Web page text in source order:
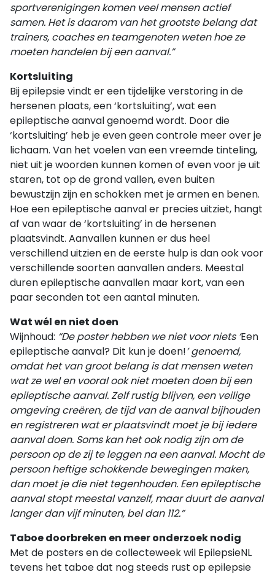
sportverenigingen komen veel mensen actief
samen. Het is daarom van het grootste belang dat
trainers, coaches en teamgenoten weten hoe ze
moeten handelen bij een aanval.”
Kortsluiting
Bij epilepsie vindt er een tijdelijke verstoring in de
hersenen plaats, een ‘kortsluiting’, wat een
epileptische aanval genoemd wordt. Door die
‘kortsluiting’ heb je even geen controle meer over je
lichaam. Van het voelen van een vreemde tinteling,
niet uit je woorden kunnen komen of even voor je uit
staren, tot op de grond vallen, even buiten
bewustzijn zijn en schokken met je armen en benen.
Hoe een epileptische aanval er precies uitziet, hangt
af van waar de ‘kortsluiting’ in de hersenen
plaatsvindt. Aanvallen kunnen er dus heel
verschillend uitzien en de eerste hulp is dan ook voor
verschillende soorten aanvallen anders. Meestal
duren epileptische aanvallen maar kort, van een
paar seconden tot een aantal minuten.
Wat wél en niet doen
Wijnhoud: “De poster hebben we niet voor niets ‘Een
epileptische aanval? Dit kun je doen!’ genoemd,
omdat het van groot belang is dat mensen weten
wat ze wel en vooral ook niet moeten doen bij een
epileptische aanval. Zelf rustig blijven, een veilige
omgeving creëren, de tijd van de aanval bijhouden
en registreren wat er plaatsvindt moet je bij iedere
aanval doen. Soms kan het ook nodig zijn om de
persoon op de zij te leggen na een aanval. Mocht de
persoon heftige schokkende bewegingen maken,
dan moet je die niet tegenhouden. Een epileptische
aanval stopt meestal vanzelf, maar duurt de aanval
langer dan vijf minuten, bel dan 112.”
Taboe doorbreken en meer onderzoek nodig
Met de posters en de collecteweek wil EpilepsieNL
tevens het taboe dat nog steeds rust op epilepsie